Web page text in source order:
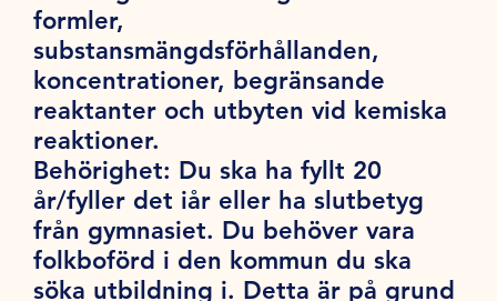
formler,
substansmängdsförhållanden,
koncentrationer, begränsande
reaktanter och utbyten vid kemiska
reaktioner.
Behörighet: Du ska ha fyllt 20
år/fyller det iår eller ha slutbetyg
från gymnasiet. Du behöver vara
folkboförd i den kommun du ska
söka utbildning i. Detta är på grund